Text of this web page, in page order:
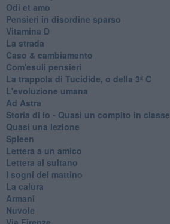
Odi et amo
Pensieri in disordine sparso
Vitamina D
La strada
Caso & cambiamento
Com'esuli pensieri
La trappola di Tucidide, o della 3ª C
L'evoluzione umana
Ad Astra
Storia di io - Quasi un compito in classe
Quasi una lezione
Spleen
Lettera a un amico
Lettera al sultano
I sogni del mattino
La calura
Armani
Nuvole